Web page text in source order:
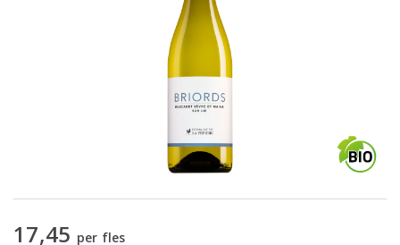
17,45 per fles